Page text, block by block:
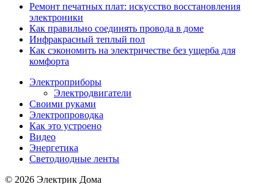
Ремонт печатных плат: искусство восстановления
электроники
Как правильно соединять провода в доме
Инфракрасный теплый пол
Как сэкономить на электричестве без ущерба для
комфорта
Электроприборы
Электродвигатели
Своими руками
Электропроводка
Как это устроено
Видео
Энергетика
Светодиодные ленты
© 2026 Электрик Дома